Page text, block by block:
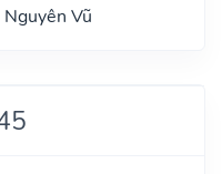
Nguyên Vũ